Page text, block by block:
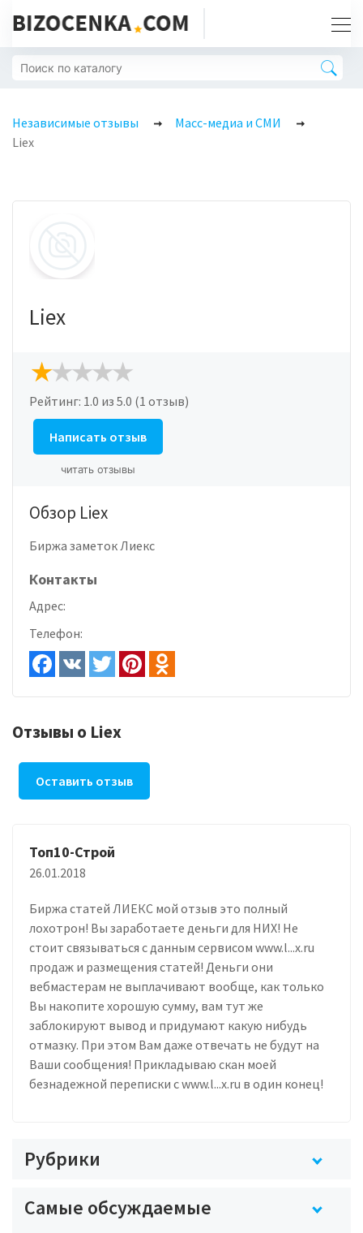
Независимые отзывы
Масс-медиа и СМИ
Liex
Liex
Рейтинг: 1.0 из 5.0 (1 отзыв)
Написать отзыв
читать отзывы
Обзор Liex
Биржа заметок Лиекс
Контакты
Адрес:
Телефон:
Отзывы о Liex
Оставить отзыв
Топ10-Строй
26.01.2018
Биржа статей ЛИЕКС мой отзыв это полный
лохотрон! Вы заработаете деньги для НИХ! Не
стоит связываться с данным сервисом www.l...x.ru
продаж и размещения статей! Деньги они
вебмастерам не выплачивают вообще, как только
Вы накопите хорошую сумму, вам тут же
заблокируют вывод и придумают какую нибудь
отмазку. При этом Вам даже отвечать не будут на
Ваши сообщения! Прикладываю скан моей
безнадежной переписки с www.l...x.ru в один конец!
Рубрики
Самые обсуждаемые